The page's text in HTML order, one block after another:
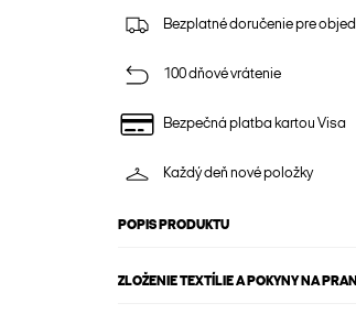
Bezplatné doručenie pre
100 dňové vrátenie
Bezpečná platba kartou Visa
Každý deň nové položky
POPIS PRODUKTU
ZLOŽENIE TEXTÍLIE A POKYNY NA